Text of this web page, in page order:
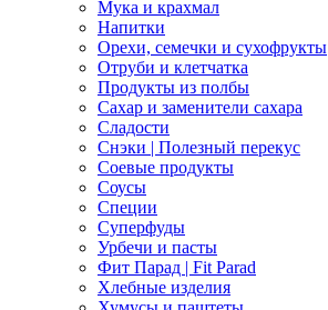
Мука и крахмал
Напитки
Орехи, семечки и сухофрукты
Отруби и клетчатка
Продукты из полбы
Сахар и заменители сахара
Сладости
Снэки | Полезный перекус
Соевые продукты
Соусы
Специи
Суперфуды
Урбечи и пасты
Фит Парад | Fit Parad
Хлебные изделия